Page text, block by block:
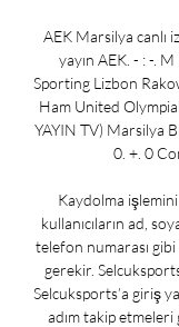
AEK Marsilya canlı
yayın AEK. - : -.
Sporting Lizbon
Ham United
YAYIN TV) Marsilya
0. +. 0
Kaydolma
kullanıcıların ad,
telefon numarası
gerekir.
Selcuksports’a giriş
adım takip etmeleri